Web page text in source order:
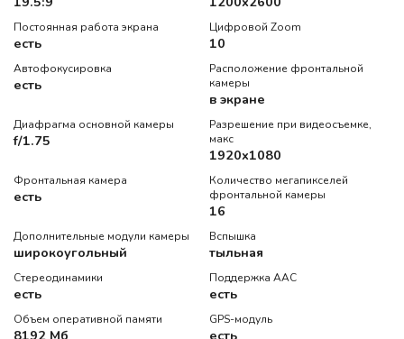
Постоянная работа экрана
есть
Цифровой Zoom
10
Автофокусировка
есть
Расположение фронтальной
камеры
в экране
Диафрагма основной камеры
f/1.75
Разрешение при видеосъемке,
макс
1920x1080
Фронтальная камера
есть
Количество мегапикселей
фронтальной камеры
16
Дополнительные модули камеры
широкоугольный
Вспышка
тыльная
Стереодинамики
есть
Поддержка AAC
есть
Объем оперативной памяти
8192 Мб
GPS-модуль
есть